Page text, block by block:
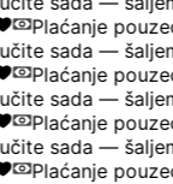
Plaćanje
sada —
Plaćanje
sada —
Plaćanje
sada —
Plaćanje